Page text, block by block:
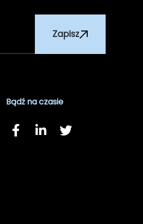
Zapisz
Bądź na czasie